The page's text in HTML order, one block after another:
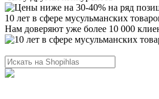
10 лет в сфере мусульманских
Нам доверяют уже более 10 000